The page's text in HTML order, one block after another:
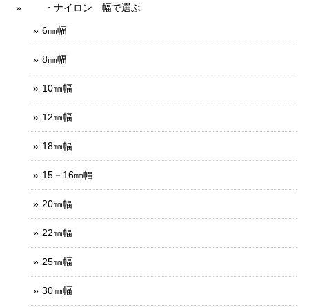
・ナイロン 幅で選ぶ
6㎜幅
8㎜幅
10㎜幅
12㎜幅
18㎜幅
15－16㎜幅
20㎜幅
22㎜幅
25㎜幅
30㎜幅